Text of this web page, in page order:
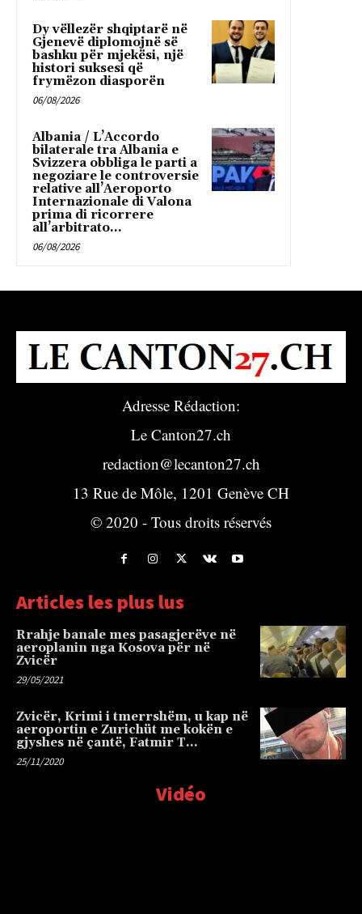
Dy vëllezër shqiptarë në
Gjenevë diplomojnë së
bashku për mjekësi, një
histori suksesi që
frymëzon diasporën
06/08/2026
Albania / L’Accordo
bilaterale tra Albania e
Svizzera obbliga le parti a
negoziare le controversie
relative all’Aeroporto
Internazionale di Valona
prima di ricorrere
all’arbitrato...
06/08/2026
Adresse Rédaction:
Le Canton27.ch
redaction@lecanton27.ch
13 Rue de Môle, 1201 Genève CH
© 2020 - Tous droits réservés
Articles les plus lus
Rrahje banale mes pasagjerëve në
aeroplanin nga Kosova për në
Zvicër
29/05/2021
Zvicër, Krimi i tmerrshëm, u kap në
aeroportin e Zurichüt me kokën e
gjyshes në çantë, Fatmir T…
25/11/2020
Vidéo